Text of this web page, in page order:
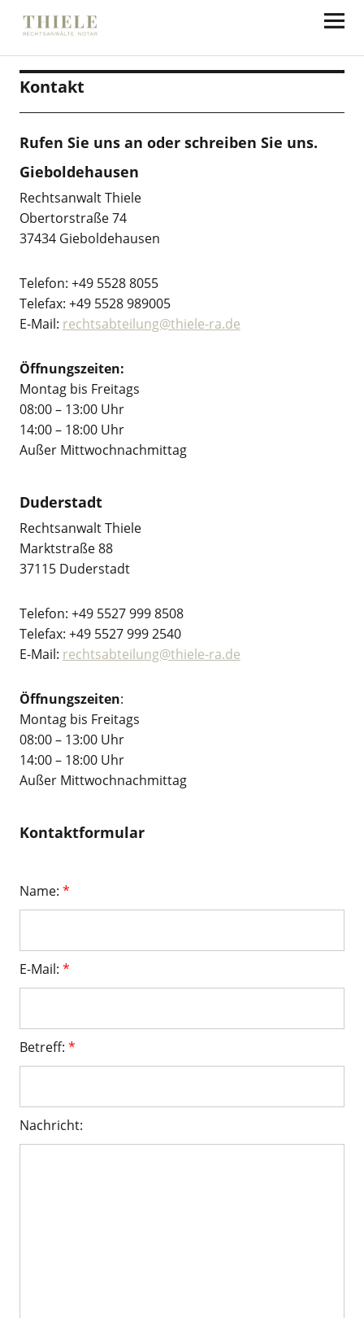
Thiele Rechtsanwälte
Kontakt
Rufen Sie uns an oder schreiben Sie uns.
Gieboldehausen
Rechtsanwalt Thiele
Obertorstraße 74
37434 Gieboldehausen
Telefon: +49 5528 8055
Telefax: +49 5528 989005
E-Mail: rechtsabteilung@thiele-ra.de
Öffnungszeiten:
Montag bis Freitags
08:00 – 13:00 Uhr
14:00 – 18:00 Uhr
Außer Mittwochnachmittag
Duderstadt
Rechtsanwalt Thiele
Marktstraße 88
37115 Duderstadt
Telefon: +49 5527 999 8508
Telefax: +49 5527 999 2540
E-Mail: rechtsabteilung@thiele-ra.de
Öffnungszeiten:
Montag bis Freitags
08:00 – 13:00 Uhr
14:00 – 18:00 Uhr
Außer Mittwochnachmittag
Kontaktformular
Name: *
E-Mail: *
Betreff: *
Nachricht: